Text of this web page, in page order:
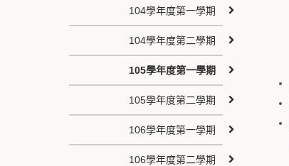
104學年度第一學期
104學年度第二學期
105學年度第一學期
105學年度第二學期
106學年度第一學期
106學年度第二學期